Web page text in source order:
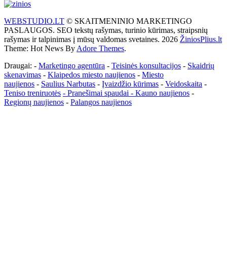
WEBSTUDIO.LT © SKAITMENINIO MARKETINGO
PASLAUGOS. SEO tekstų rašymas, turinio kūrimas, straipsnių
rašymas ir talpinimas į mūsų valdomas svetaines. 2026 ŽiniosPlius.lt
Theme: Hot News By Adore Themes.
Draugai: - Marketingo agentūra - Teisinės konsultacijos - Skaidrių
skenavimas - Klaipedos miesto naujienos - Miesto
naujienos - Saulius Narbutas - Įvaizdžio kūrimas - Veidoskaita -
Teniso treniruotės - Pranešimai spaudai - Kauno naujienos -
Regionų naujienos - Palangos naujienos